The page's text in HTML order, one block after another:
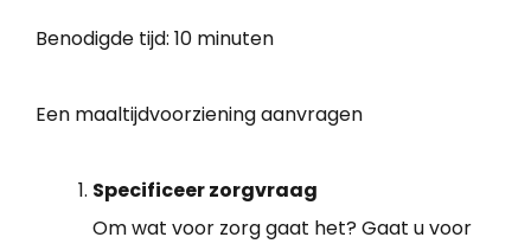
Benodigde tijd: 10 minuten
Een maaltijdvoorziening aanvragen
Specificeer zorgvraag
Om wat voor zorg gaat het? Gaat u voor